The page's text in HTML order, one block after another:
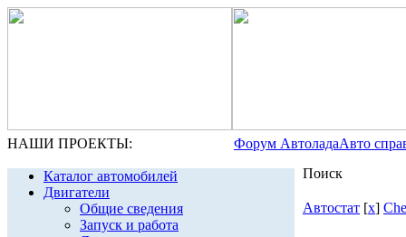
НАШИ ПРОЕКТЫ: Форум АвтоладаАвто
Каталог автомобилей
Двигатели
Общие сведения
Запуск и работа
Поиск
Автостат [x]